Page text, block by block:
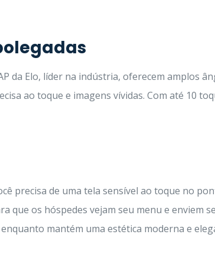
da Elo, líder na indústria, oferecem amplos
ao toque e imagens vívidas. Com até 10
precisa de uma tela sensível ao toque no
os hóspedes vejam seu menu e enviem
mantém uma estética moderna e